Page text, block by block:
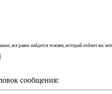
все равно найдется человек, который поймет
сообщения: